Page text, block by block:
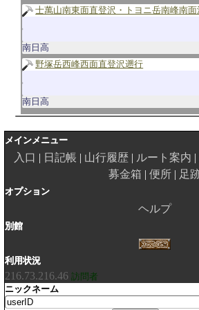
士萬山南東面直登沢・トヨニ岳南峰南
南日高
野塚岳西峰西面直登沢遡行
南日高
メインメニュー
入口 日記帳 山行履歴 ルート案内
募金箱
便所 足
オプション
ヘルプ
別館
利用状況
216.73.216.46 訪問者
ニックネーム